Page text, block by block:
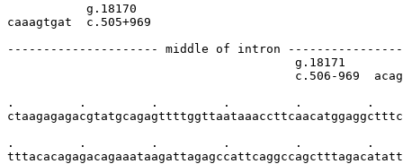
           g.18170
caaagtgat  c.505+969
--------------------- middle of intron
g.18171
c.506-969
.         .         .         .         .         .
.         .         .         .         .         .